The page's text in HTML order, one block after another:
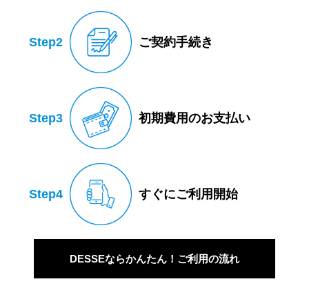
Step2 ご契約手続き
Step3 初期費用のお支払い
Step4 すぐにご利用開始
DESSEならかんたん！ご利用の流れ